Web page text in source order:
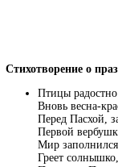
Стихотворение о
Птицы
Вновь весна-
Перед Пасхой,
Первой
Мир
Греет